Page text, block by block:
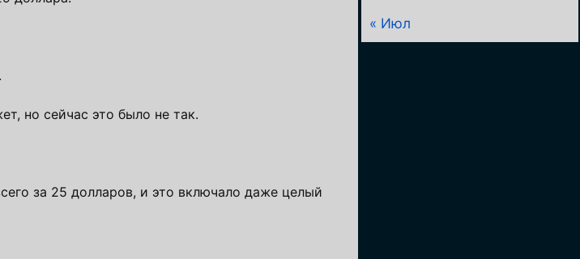
но сейчас это было не так.
за 25 долларов, и это включало даже целый
« Июл